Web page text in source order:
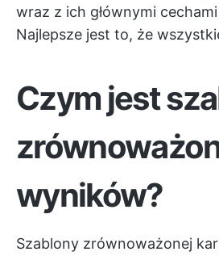
wraz z ich głównymi
Najlepsze jest to, że
Czym jest
wyników?
Szablony zrównoważonej